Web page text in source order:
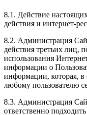
8.1. Действие
действия и интернет-
8.2. Администрация
действия третьих лиц,
использования
информации о
информации, которая,
любому пользователю
8.3. Администрация
ответственно